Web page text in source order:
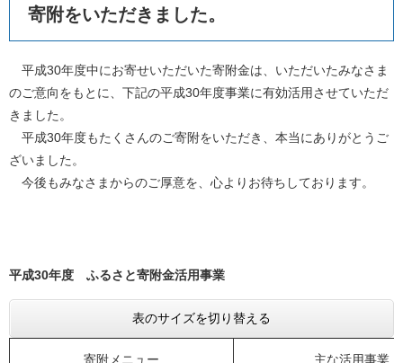
寄附をいただきました。
平成30年度中にお寄せいただいた寄附金は、いただいたみなさま
のご意向をもとに、下記の平成30年度事業に有効活用させていただ
きました。
平成30年度もたくさんのご寄附をいただき、本当にありがとうご
ざいました。
今後もみなさまからのご厚意を、心よりお待ちしております。
平成30年度 ふるさと寄附金活用事業
表のサイズを切り替える
寄附メニュー 主な活用事業